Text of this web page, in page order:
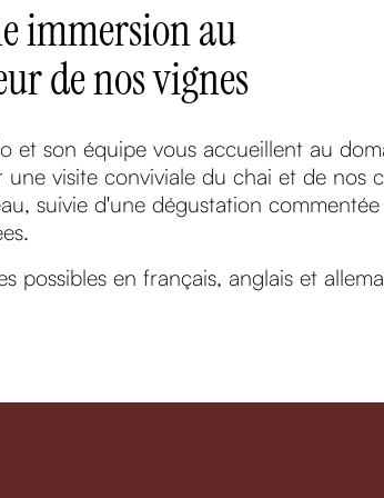
immersion au
de nos vignes
et son équipe vous accueillent au
une visite conviviale du chai et de nos
suivie d'une dégustation
possibles en français, anglais et